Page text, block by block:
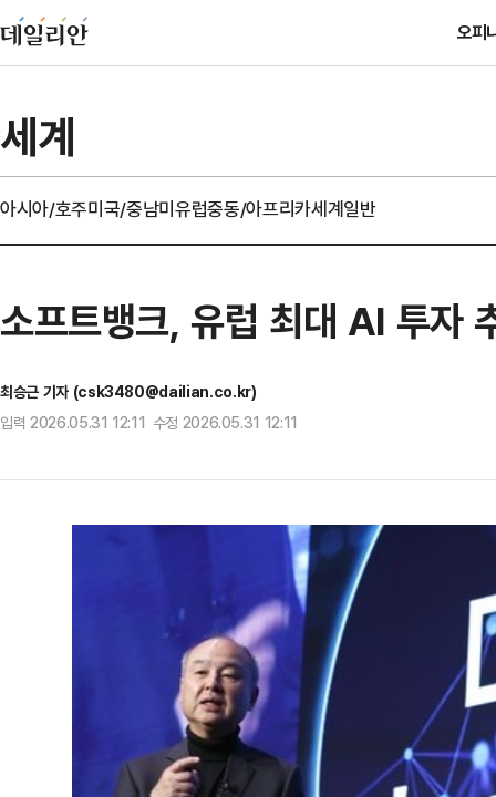
오피
세계
아시아/호주미국/중남미유럽중동/아프리카세계일반
소프트뱅크, 유럽 최대 AI 투자
최승근 기자 (csk3480@dailian.co.kr)
입력 2026.05.31 12:11 수정 2026.05.31 12:11